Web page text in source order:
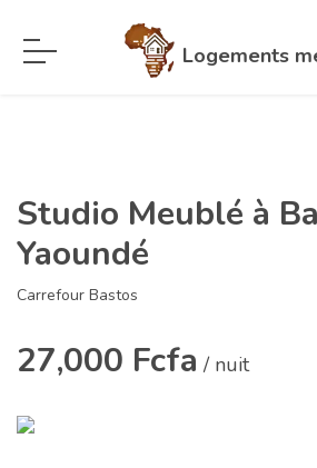
Logements
Studio Meublé à
Yaoundé
Carrefour Bastos
27,000 Fcfa / nuit